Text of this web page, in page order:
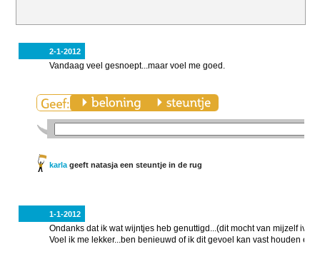
2-1-2012
Vandaag veel gesnoept...maar voel me goed.
karlageeft natasja een steuntje in de rug
1-1-2012
Ondanks dat ik wat wijntjes heb genuttigd...(dit mocht van mijzelf ivm
Voel ik me lekker...ben benieuwd of ik dit gevoel kan vast houden en